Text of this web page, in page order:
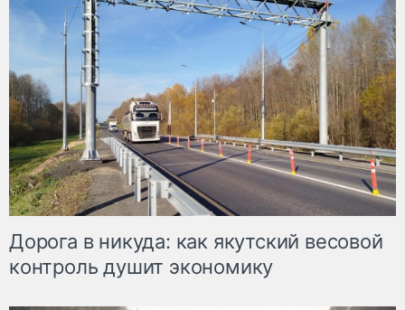
Дорога в никуда: как якутский весовой
контроль душит экономику